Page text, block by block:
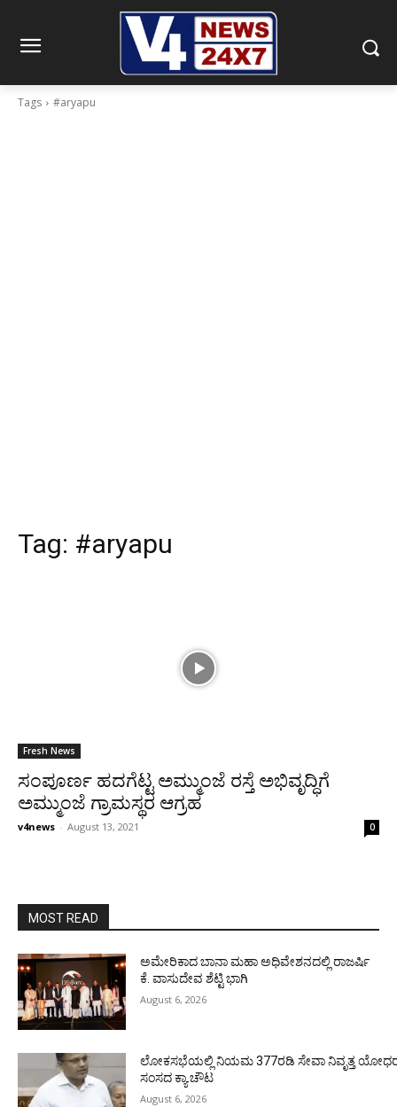
Tags #aryapu
Tag: #aryapu
Fresh News
ಸಂಪೂರ್ಣ ಹದಗೆಟ್ಟ ಅಮ್ಮುಂಜೆ ರಸ್ತೆ ಅಭಿವೃದ್ಧಿಗೆ
ಅಮ್ಮುಂಜೆ ಗ್ರಾಮಸ್ಥರ ಆಗ್ರಹ
v4news - August 13, 2021 0
MOST READ
ಅಮೇರಿಕಾದ ಬಾನಾ ಮಹಾ ಅಧಿವೇಶನದಲ್ಲಿ ರಾಜರ್ಷಿ
ಕೆ. ವಾಸುದೇವ ಶೆಟ್ಟಿ ಭಾಗಿ
August 6, 2026
ಲೋಕಸಭೆಯಲ್ಲಿ ನಿಯಮ 377ರಡಿ ಸೇವಾ ನಿವೃತ್ತ
ಸಂಸದ ಕ್ಯಾ.ಚೌಟ
August 6, 2026